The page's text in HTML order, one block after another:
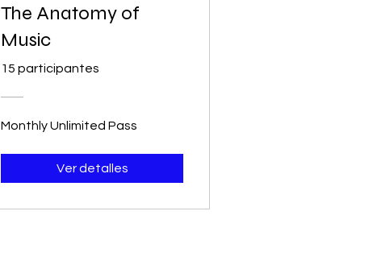
The Anatomy of
Music
15 participantes
Monthly Unlimited Pass
Ver detalles